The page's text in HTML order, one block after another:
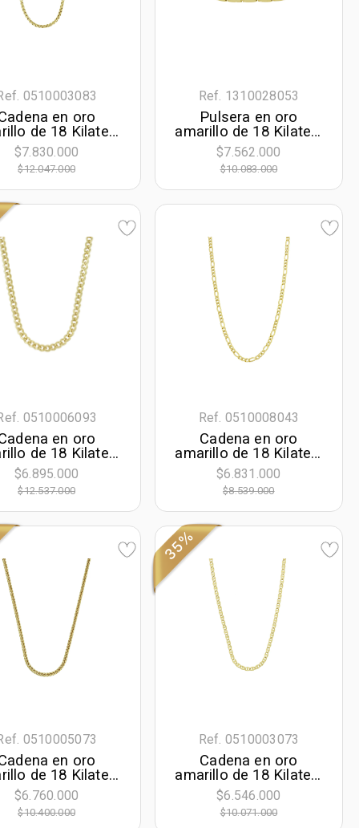
0510003083
en oro
de 18 Kilates,
cm. de largo, 2.50
mm. de ancho
$7.830.000
$12.047.000
Ref. 1310028053
Pulsera en oro
amarillo de 18 Kilates,
21 cm. de largo, 3
mm. de ancho
$7.562.000
$10.083.000
0510006093
en oro
de 18 Kilates,
50 cm. de
3.50 mm. de
ancho
$6.895.000
$12.537.000
Ref. 0510008043
Cadena en oro
amarillo de 18 Kilates,
Figaro 1-3, 50 cm. de
largo, 2.50 mm. de
ancho
$6.831.000
$8.539.000
0510005073
en oro
de 18 Kilates,
50 cm. de
3 mm. de ancho
$6.760.000
$10.400.000
35%
Ref. 0510003073
Cadena en oro
amarillo de 18 Kilates,
Ancla, 50 cm. de
largo, 3.50 mm. de
ancho
$6.546.000
$10.071.000